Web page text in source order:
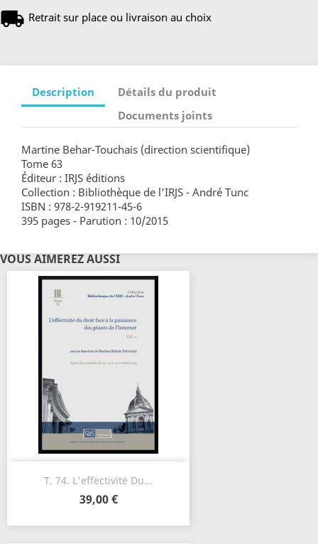
Retrait sur place ou livraison au choix
Description
Détails du produit
Documents joints
Martine Behar-Touchais (direction scientifique)
Tome 63
Éditeur : IRJS éditions
Collection : Bibliothèque de l'IRJS - André Tunc
ISBN : 978-2-919211-45-6
395 pages - Parution : 10/2015
VOUS AIMEREZ AUSSI
T. 74. L'effectivité Du...
39,00 €